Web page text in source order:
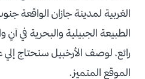
الغربية لمدينة جازان الواقعة
الطبيعة الجبيلية والبحرية
رائع، لوصف الأرخبيل سنحتاج
الموقع المتميز.